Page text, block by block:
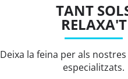
TANT
RELAXA'T
Deixa la feina per als
especialitzats.